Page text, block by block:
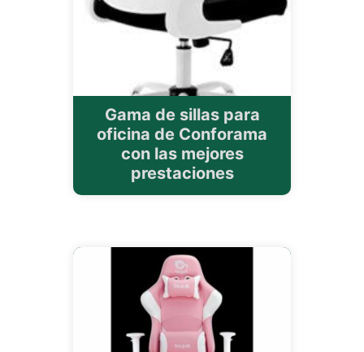
Gama de sillas para
oficina de Conforama
con las mejores
prestaciones